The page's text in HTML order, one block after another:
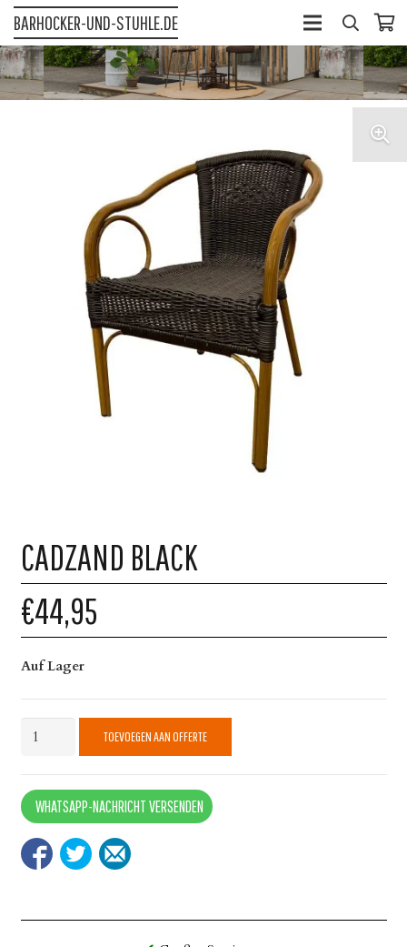
BARHOCKER-UND-STUHLE.DE
CADZAND BLACK
€44,95
Auf Lager
Cadzand
quantity
TOEVOEGEN AAN OFFERTE
WHATSAPP-NACHRICHT VERSENDEN